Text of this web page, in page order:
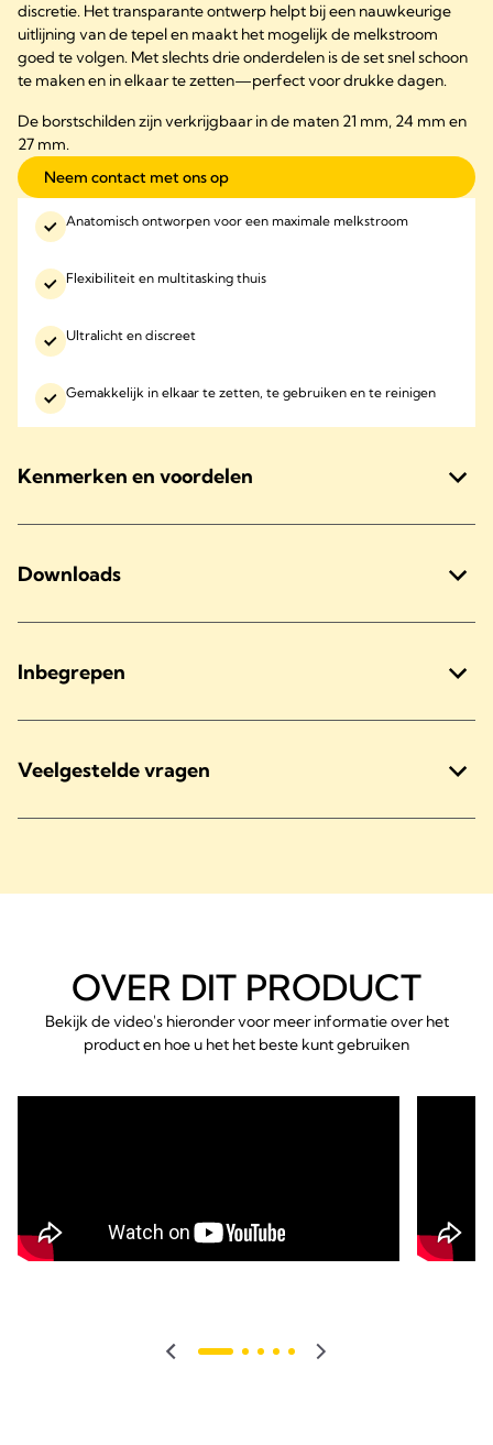
discretie. Het transparante ontwerp helpt bij een nauwkeurige
uitlijning van de tepel en maakt het mogelijk de melkstroom
goed te volgen. Met slechts drie onderdelen is de set snel schoon
te maken en in elkaar te zetten—perfect voor drukke dagen.
De borstschilden zijn verkrijgbaar in de maten 21 mm, 24 mm en
27 mm.
Neem contact met ons op
Anatomisch ontworpen voor een maximale melkstroom
Flexibiliteit en multitasking thuis
Ultralicht en discreet
Gemakkelijk in elkaar te zetten, te gebruiken en te reinigen
Kenmerken en voordelen
Downloads
Inbegrepen
Veelgestelde vragen
OVER DIT PRODUCT
Bekijk de video's hieronder voor meer informatie over het
product en hoe u het het beste kunt gebruiken